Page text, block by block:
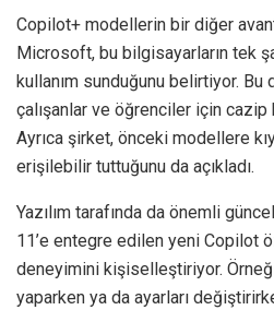
Copilot+ modellerin bir diğer
Microsoft, bu bilgisayarların tek
kullanım sunduğunu belirtiyor.
çalışanlar ve öğrenciler için cazip
Ayrıca şirket, önceki modellere
erişilebilir tuttuğunu da açıkladı.
Yazılım tarafında da önemli
11’e entegre edilen yeni Copilot
deneyimini kişiselleştiriyor.
yaparken ya da ayarları